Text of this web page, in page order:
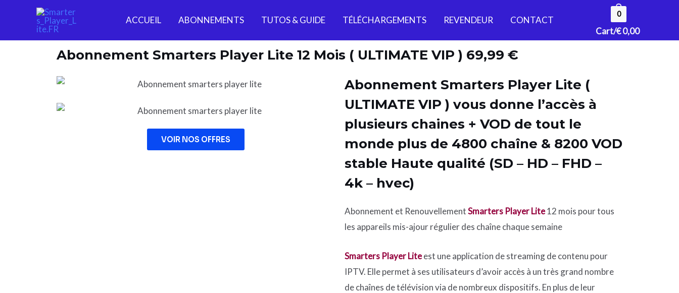
ACCUEIL ABONNEMENTS TUTOS & GUIDE TÉLÉCHARGEMENTS REVENDEUR
CONTACT
Cart/€0,00
0
Abonnement Smarters Player Lite 12 Mois ( ULTIMATE VIP ) 69,99 €
VOIR NOS OFFRES
Abonnement Smarters Player Lite (
ULTIMATE VIP ) vous donne l’accès à
plusieurs chaines + VOD de tout le
monde plus de 4800 chaîne & 8200 VOD
stable Haute qualité (SD – HD – FHD –
4k – hvec)
Abonnement et RenouvellementSmarters Player Lite12 mois pour tous
les appareils mis-ajour régulier des chaîne chaque semaine
Smarters Player Liteest une application de streaming de contenu pour
IPTV. Elle permet à ses utilisateurs d’avoir accès à un très grand nombre
de chaînes de télévision via de nombreux dispositifs. En plus de leur